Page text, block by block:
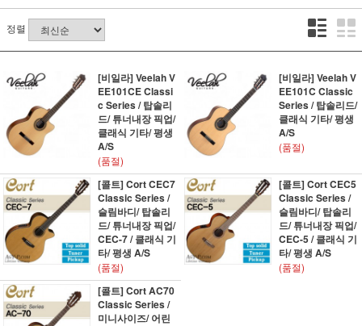
정렬
[비일라] Veelah V
EE101CE Classi
c Series / 탑솔리
드/ 튜너내장 픽업/
클래식 기타/ 평생
A/S
(품절)
[비일라] Veelah V
EE101C Classic
Series / 탑솔리드/
클래식 기타/ 평생
A/S
(품절)
[콜트] Cort CEC7
Classic Series /
슬림바디/ 탑솔리
드/ 튜너내장 픽업/
CEC-7 / 클래식 기
타/ 평생 A/S
(품절)
[콜트] Cort CEC5
Classic Series /
슬림바디/ 탑솔리
드/ 튜너내장 픽업/
CEC-5 / 클래식 기
타/ 평생 A/S
(품절)
[콜트] Cort AC70
Classic Series /
미니사이즈/ 어린